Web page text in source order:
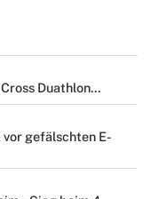
Duathlon...
gefälschten E-